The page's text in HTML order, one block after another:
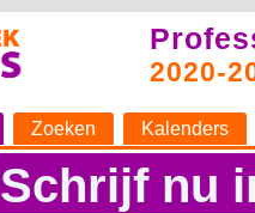
2020-
Zoeken Kalenders
Schrijf nu